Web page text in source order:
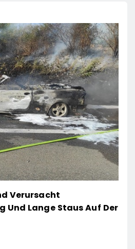
Verursacht
Und Lange Staus Auf Der